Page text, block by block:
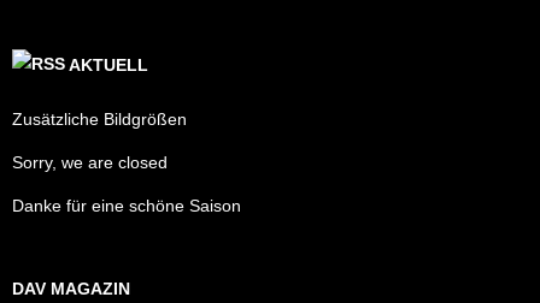
AKTUELL
Zusätzliche Bildgrößen
Sorry, we are closed
Danke für eine schöne Saison
DAV MAGAZIN